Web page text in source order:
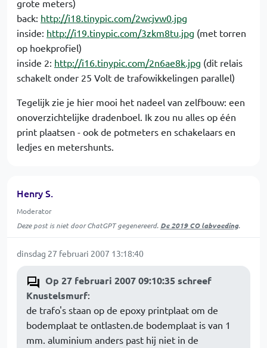
grote meters)
back: http://i18.tinypic.com/2wcjvw0.jpg
inside: http://i19.tinypic.com/3zkm8tu.jpg (met torren
op hoekprofiel)
inside 2: http://i16.tinypic.com/2n6ae8k.jpg (dit relais
schakelt onder 25 Volt de trafowikkelingen parallel)
Tegelijk zie je hier mooi het nadeel van zelfbouw: een
onoverzichtelijke dradenboel. Ik zou nu alles op één
print plaatsen - ook de potmeters en schakelaars en
ledjes en metershunts.
Henry S.
Moderator
Deze post is niet door ChatGPT gegenereerd. De 2019 CO labvoeding.
dinsdag 27 februari 2007 13:18:40
Op 27 februari 2007 09:10:35 schreef
Knustelsmurf:
de trafo's staan op de epoxy printplaat om de
bodemplaat te ontlasten.de bodemplaat is van 1
mm. aluminium anders past hij niet in de